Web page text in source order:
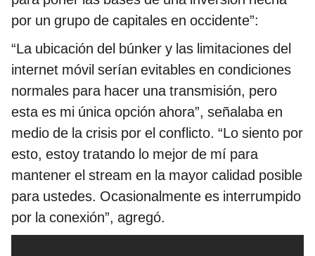
por un grupo de capitales en occidente”:
“La ubicación del búnker y las limitaciones del
internet móvil serían evitables en condiciones
normales para hacer una transmisión, pero
esta es mi única opción ahora”, señalaba en
medio de la crisis por el conflicto. “Lo siento por
esto, estoy tratando lo mejor de mí para
mantener el stream en la mayor calidad posible
para ustedes. Ocasionalmente es interrumpido
por la conexión”, agregó.